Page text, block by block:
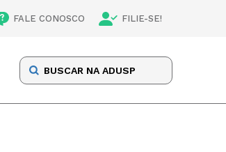
FALE CONOSCO FILIE-SE!